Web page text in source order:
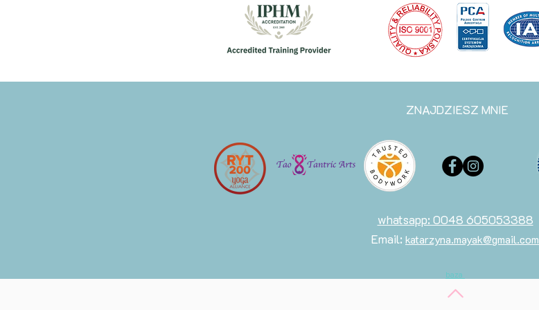
whatsapp: 0048 605053388
Email: katarzyna.mayak@gmail.com
baza
ZNAJDZIESZ MNIE